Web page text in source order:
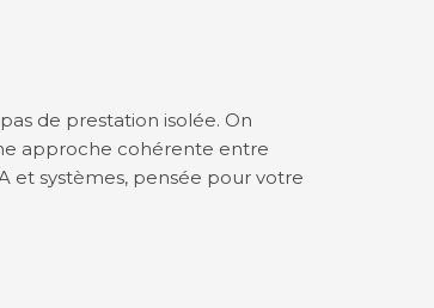
de prestation isolée. On
approche cohérente entre
et systèmes, pensée pour votre